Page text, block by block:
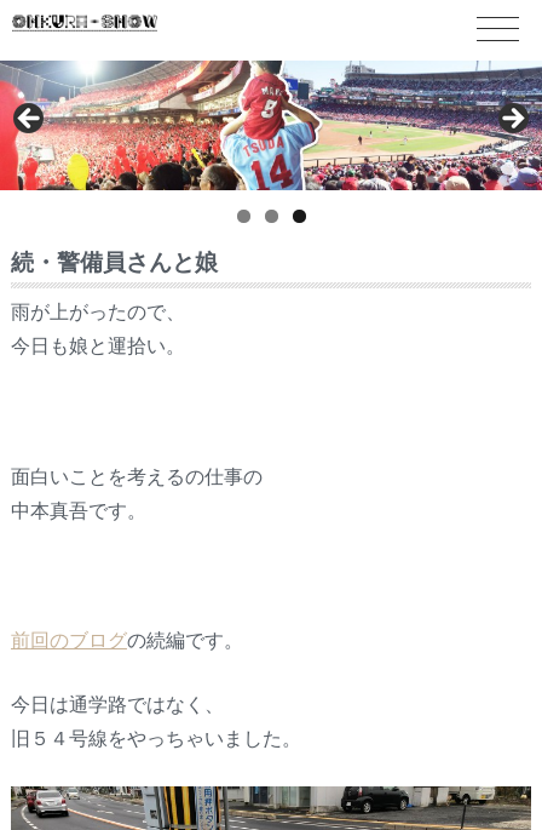
続・警備員さんと娘
雨が上がったので、
今日も娘と運拾い。
面白いことを考えるの仕事の
中本真吾です。
前回のブログの続編です。
今日は通学路ではなく、
旧５４号線をやっちゃいました。